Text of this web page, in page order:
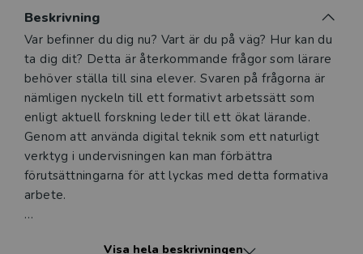
Beskrivning
Beskrivning
Var befinner du dig nu? Vart är du på väg? Hur kan du
ta dig dit? Detta är återkommande frågor som lärare
behöver ställa till sina elever. Svaren på frågorna är
nämligen nyckeln till ett formativt arbetssätt som
enligt aktuell forskning leder till ett ökat lärande.
Genom att använda digital teknik som ett naturligt
verktyg i undervisningen kan man förbättra
förutsättningarna för att lyckas med detta formativa
arbete.
Visa hela beskrivningen